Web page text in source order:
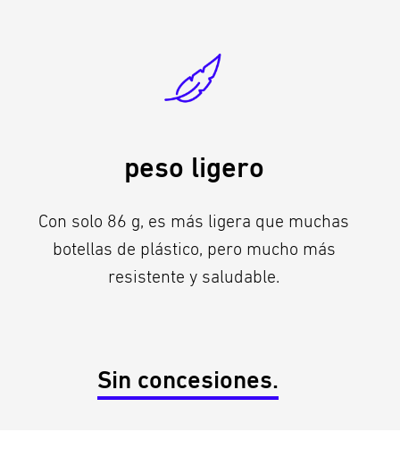
peso ligero
Con solo 86 g, es más ligera que muchas
botellas de plástico, pero mucho más
resistente y saludable.
Sin concesiones.